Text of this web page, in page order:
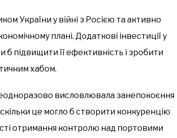
України у війні з Росією та активно
плані. Додаткові інвестиції у
підвищити її ефективність і зробити
хабом.
висловлювала занепокоєння
це могло б створити конкуренцію
отримання контролю над портовими